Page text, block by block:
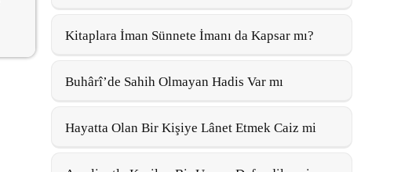
Kitaplara İman Sünnete İmanı da Kapsar mı?
Buhârî’de Sahih Olmayan Hadis Var mı
Hayatta Olan Bir Kişiye Lânet Etmek Caiz mi